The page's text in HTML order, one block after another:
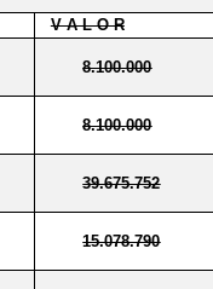
V A L O R
8.100.000
8.100.000
39.675.752
15.078.790